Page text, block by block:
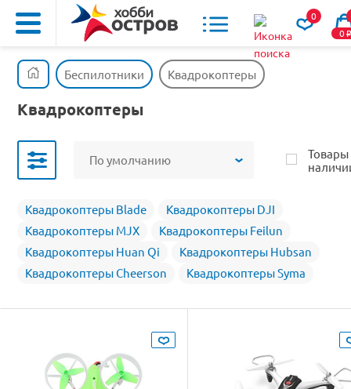
0
0o
Беспилотники Квадрокоптеры
Квадрокоптеры
По умолчанию
Товары
Квадрокоптеры Blade
Квадрокоптеры DJI
Квадрокоптеры MJX
Квадрокоптеры Feilun
Квадрокоптеры Huan Qi
Квадрокоптеры Hubsan
Квадрокоптеры Cheerson
Квадрокоптеры Syma